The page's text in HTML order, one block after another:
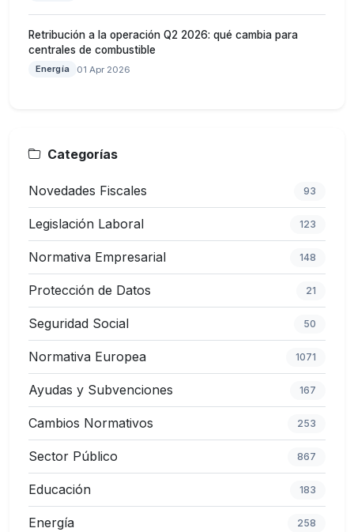
Retribución a la operación Q2 2026: qué cambia para
centrales de combustible
Energía 01 Apr 2026
Categorías
Novedades Fiscales 93
Legislación Laboral 123
Normativa Empresarial 148
Protección de Datos 21
Seguridad Social 50
Normativa Europea 1071
Ayudas y Subvenciones 167
Cambios Normativos 253
Sector Público 867
Educación 183
Energía 258